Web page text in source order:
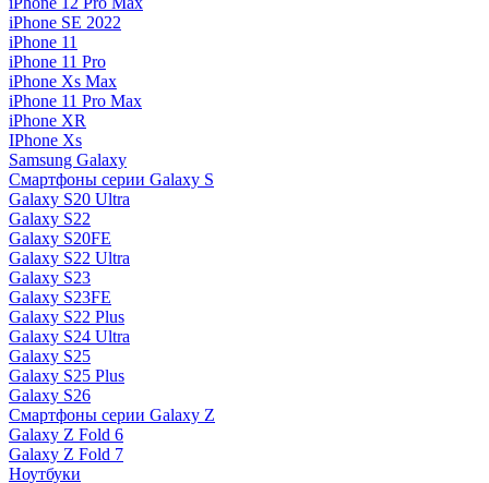
iPhone SE 2022
iPhone 11
iPhone 11 Pro
iPhone Xs Max
iPhone 11 Pro Max
iPhone XR
IPhone Xs
Samsung Galaxy
Смартфоны серии Galaxy S
Galaxy S20 Ultra
Galaxy S22
Galaxy S20FE
Galaxy S22 Ultra
Galaxy S23
Galaxy S23FE
Galaxy S22 Plus
Galaxy S24 Ultra
Galaxy S25
Galaxy S25 Plus
Galaxy S26
Смартфоны серии Galaxy Z
Galaxy Z Fold 6
Galaxy Z Fold 7
Ноутбуки